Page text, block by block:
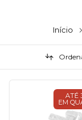
Início
ATÉ
EM